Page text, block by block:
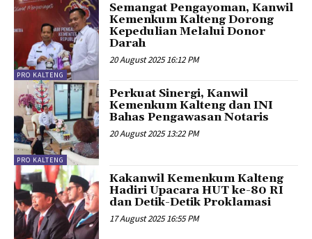
PRO KALTENG
Semangat Pengayoman, Kanwil
Kemenkum Kalteng Dorong
Kepedulian Melalui Donor
Darah
20 August 2025 16:12 PM
PRO KALTENG
Perkuat Sinergi, Kanwil
Kemenkum Kalteng dan INI
Bahas Pengawasan Notaris
20 August 2025 13:22 PM
Kakanwil Kemenkum Kalteng
Hadiri Upacara HUT ke-80 RI
dan Detik-Detik Proklamasi
17 August 2025 16:55 PM